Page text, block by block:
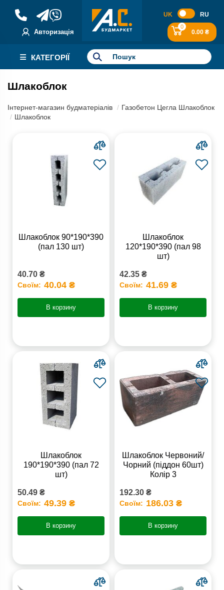
Авторизація
UK RU
0
0.00 ₴
КАТЕГОРІЇ
Шлакоблок
Інтернет-магазин будматеріалів
Газобетон Цегла Шлакоблок
Шлакоблок
Шлакоблок 90*190*390
(пал 130 шт)
40.70 ₴
Своїм: 40.04 ₴
В корзину
Шлакоблок
120*190*390 (пал 98
шт)
42.35 ₴
Своїм: 41.69 ₴
В корзину
Шлакоблок
190*190*390 (пал 72
шт)
50.49 ₴
Своїм: 49.39 ₴
В корзину
Шлакоблок Червоний/
Чорний (піддон 60шт)
Колір 3
192.30 ₴
Своїм: 186.03 ₴
В корзину